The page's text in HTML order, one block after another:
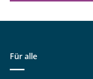
Für alle